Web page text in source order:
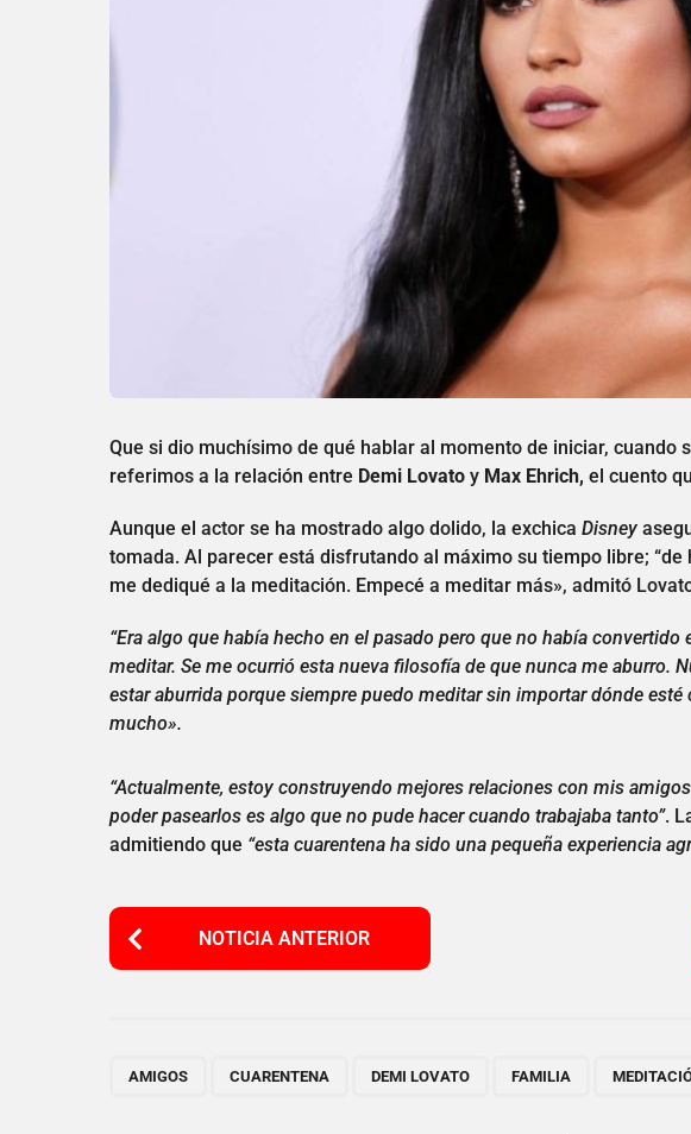
Que si dio muchísimo de qué hablar al momento de iniciar, cuando
referimos a la relación entre Demi Lovato y Max Ehrich, el cuento
Aunque el actor se ha mostrado algo dolido, la exchica Disney
tomada. Al parecer está disfrutando al máximo su tiempo libre;
me dediqué a la meditación. Empecé a meditar más», admitó
“Era algo que había hecho en el pasado pero que no había
meditar. Se me ocurrió esta nueva filosofía de que nunca me aburro.
estar aburrida porque siempre puedo meditar sin importar dónde
mucho».
“Actualmente, estoy construyendo mejores relaciones con mis
poder pasearlos es algo que no pude hacer cuando trabajaba tanto”.
admitiendo que “esta cuarentena ha sido una pequeña experiencia
P
o
P
NOTICIA ANTERIOR
AMIGOS CUARENTENA DEMI LOVATO FAMILIA